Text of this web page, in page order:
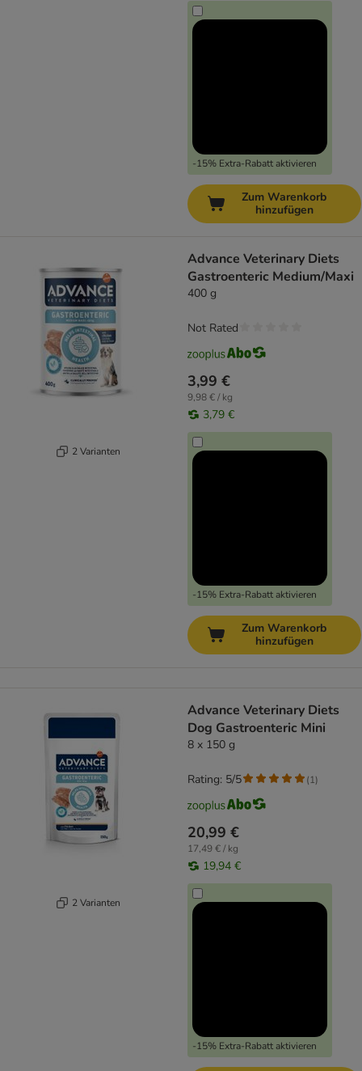
-15% Extra-Rabatt aktivieren
Zum Warenkorb
hinzufügen
2 Varianten
Advance Veterinary Diets
Gastroenteric Medium/Maxi
400 g
3,99 €
9,98 € / kg
3,79 €
-15% Extra-Rabatt aktivieren
Not Rated
Zum Warenkorb
hinzufügen
2 Varianten
Advance Veterinary Diets
Dog Gastroenteric Mini
8 x 150 g
20,99 €
17,49 € / kg
19,94 €
-15% Extra-Rabatt aktivieren
Rating: 5/5 (1)